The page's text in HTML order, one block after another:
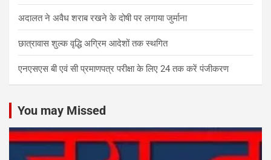
अदालत ने अवैध शराब रखने के दोषी पर लगाया जुर्माना
छात्रावास शुल्क वृद्धि अग्रिम आदेशों तक स्थगित
एनएसएस बी एवं सी प्रमाणपत्र परीक्षा के लिए 24 तक करें पंजीकरण
You may Missed